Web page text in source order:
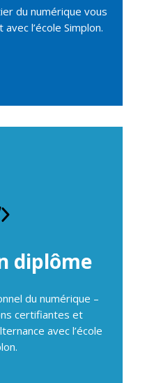
du numérique vous
l’école Simplon.
diplôme
du numérique –
certifiantes et
avec l’école